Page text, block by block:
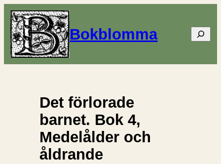
Bokblomma Sök
Det förlorade
barnet. Bok 4,
Medelålder och
åldrande